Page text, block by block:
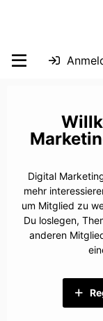
Digital
mehr
um Mitglied zu
Du loslegen,
anderen